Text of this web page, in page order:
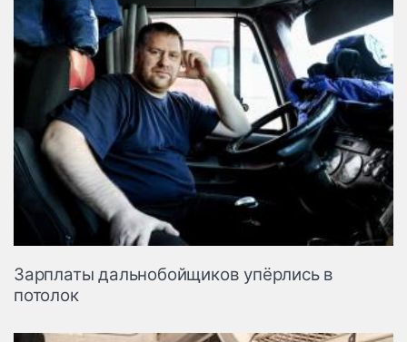
Зарплаты дальнобойщиков упёрлись в
потолок